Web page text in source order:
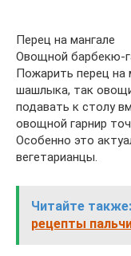
Перец на мангале
Овощной барбекю-
Пожарить перец на
шашлыка, так
подавать к столу
овощной гарнир
Особенно это
вегетарианцы.
Читайте также:
рецепты